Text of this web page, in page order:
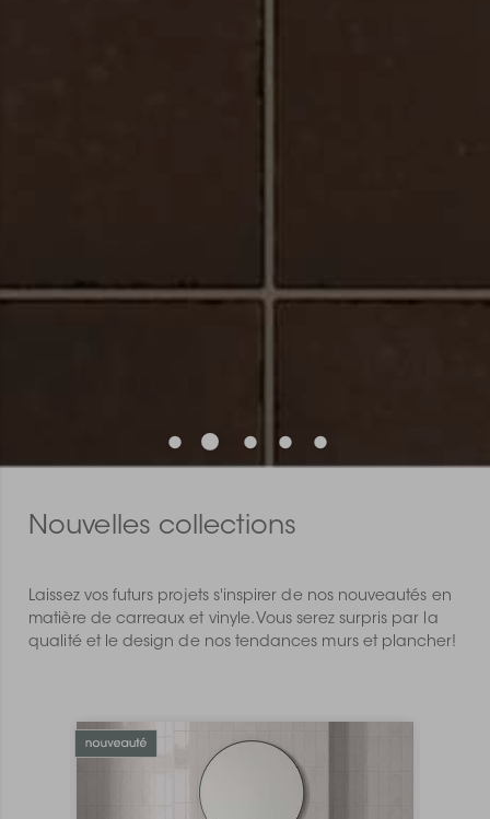
Nouvelles collections
Laissez vos futurs projets s'inspirer de nos nouveautés en
matière de carreaux et vinyle. Vous serez surpris par la
qualité et le design de nos tendances murs et plancher!